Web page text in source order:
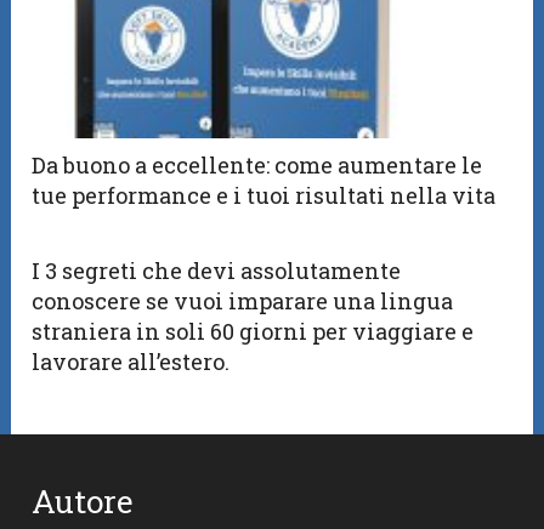
Da buono a eccellente: come aumentare le
tue performance e i tuoi risultati nella vita
I 3 segreti che devi assolutamente
conoscere se vuoi imparare una lingua
straniera in soli 60 giorni per viaggiare e
lavorare all’estero.
Autore